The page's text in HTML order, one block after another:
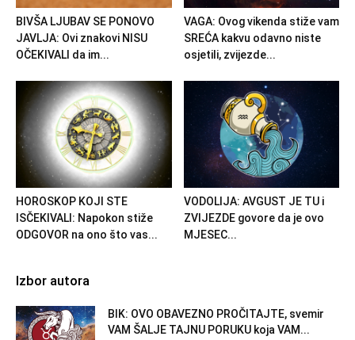
BIVŠA LJUBAV SE PONOVO
JAVLJA: Ovi znakovi NISU
OČEKIVALI da im...
VAGA: Ovog vikenda stiže vam
SREĆA kakvu odavno niste
osjetili, zvijezde...
HOROSKOP KOJI STE
ISČEKIVALI: Napokon stiže
ODGOVOR na ono što vas...
VODOLIJA: AVGUST JE TU i
ZVIJEZDE govore da je ovo
MJESEC...
Izbor autora
BIK: OVO OBAVEZNO PROČITAJTE, svemir
VAM ŠALJE TAJNU PORUKU koja VAM...